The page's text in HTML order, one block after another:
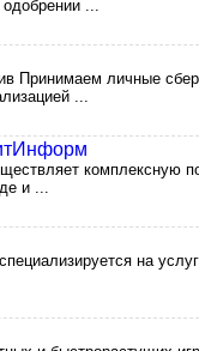
...
Принимаем личные
...
и ...
на